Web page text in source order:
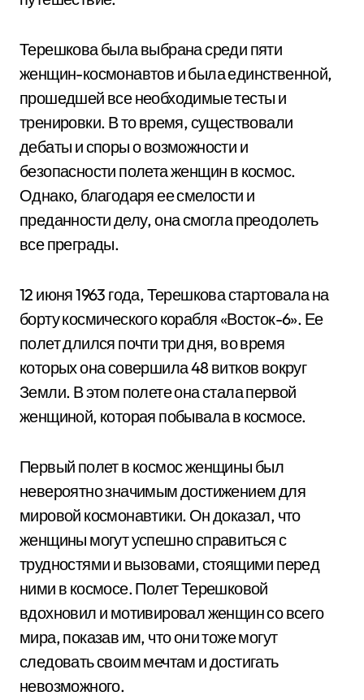
Терешкова была выбрана среди пяти
женщин-космонавтов и была единственной,
прошедшей все необходимые тесты и
тренировки. В то время, существовали
дебаты и споры о возможности и
безопасности полета женщин в космос.
Однако, благодаря ее смелости и
преданности делу, она смогла преодолеть
все преграды.
12 июня 1963 года, Терешкова стартовала на
борту космического корабля «Восток-6». Ее
полет длился почти три дня, во время
которых она совершила 48 витков вокруг
Земли. В этом полете она стала первой
женщиной, которая побывала в космосе.
Первый полет в космос женщины был
невероятно значимым достижением для
мировой космонавтики. Он доказал, что
женщины могут успешно справиться с
трудностями и вызовами, стоящими перед
ними в космосе. Полет Терешковой
вдохновил и мотивировал женщин со всего
мира, показав им, что они тоже могут
следовать своим мечтам и достигать
невозможного.